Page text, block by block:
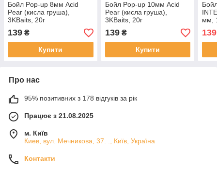
Бойл Pop-up 8мм Acid
Pear (кисла груша),
3KBaits, 20г
139 ₴
Купити
Бойл Pop-up 10мм Acid
Pear (кисла груша),
3KBaits, 20г
139₴
Купити
мм,
139
Про нас
95% позитивних з 178 відгуків за рік
Працює з 21.08.2025
м. Київ
Киев, вул. Мечникова, 37. ., Київ, Україна
Контакти